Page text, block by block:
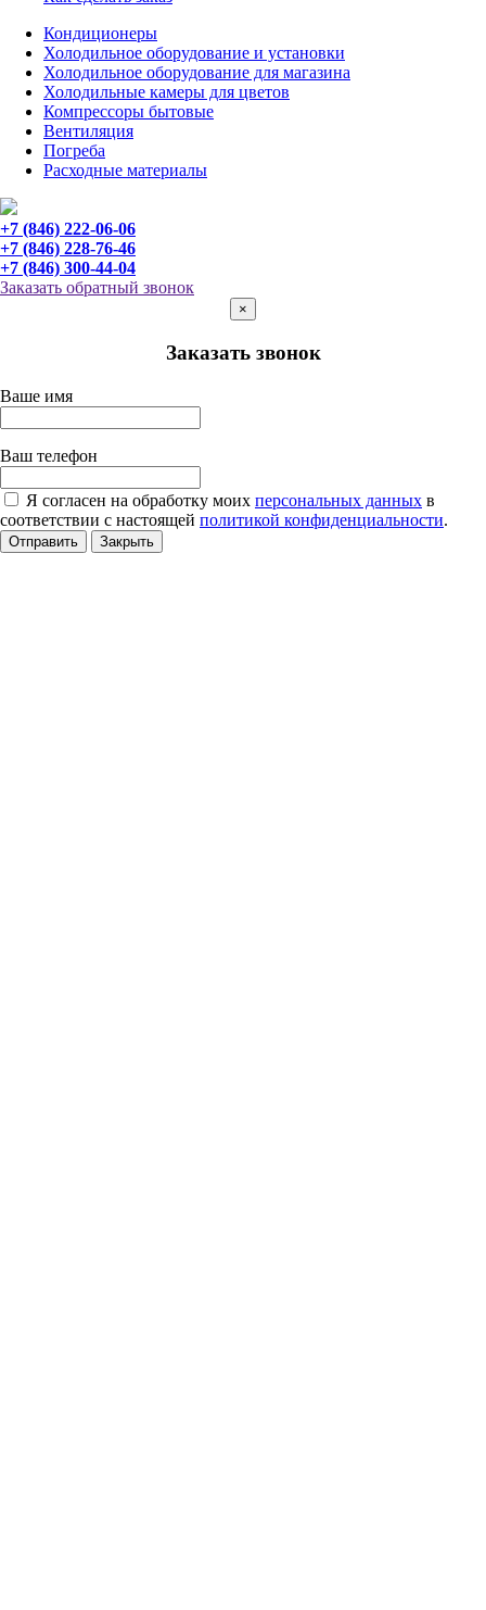
Кондиционеры
Холодильное оборудование и установки
Холодильное оборудование для магазина
Холодильные камеры для цветов
Компрессоры бытовые
Вентиляция
Погреба
Расходные материалы
+7 (846) 222-06-06
+7 (846) 228-76-46
+7 (846) 300-44-04
Заказать обратный звонок
×
Заказать звонок
Ваше имя
Ваш телефон
Я согласен на обработку моих персональных данных в
соответствии с настоящей политикой конфиденциальности.
Отправить Закрыть